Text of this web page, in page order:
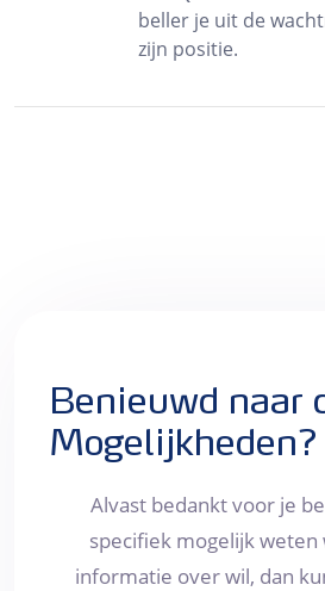
beller je uit de
zijn positie.
Benieuwd naar
Mogelijkheden?
Alvast bedankt voor je
specifiek mogelijk weten
informatie over wil, dan